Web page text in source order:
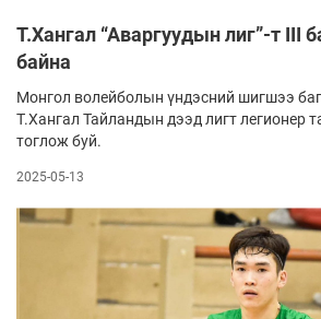
Т.Хангал “Аваргуудын лиг”-т III
байна
Монгол волейболын үндэсний шигшээ
Т.Хангал Тайландын дээд лигт легионер
тоглож буй.
2025-05-13